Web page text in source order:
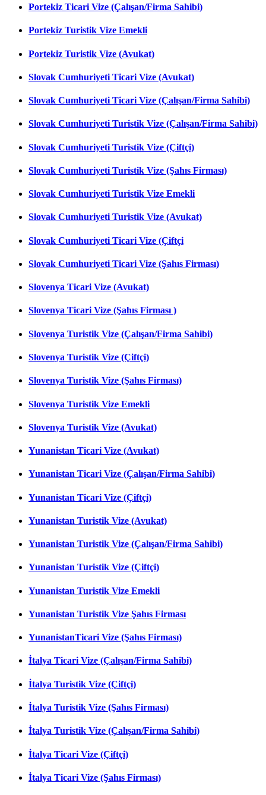
Portekiz Ticari Vize (Çalışan/Firma Sahibi)
Portekiz Turistik Vize Emekli
Portekiz Turistik Vize (Avukat)
Slovak Cumhuriyeti Ticari Vize (Avukat)
Slovak Cumhuriyeti Ticari Vize (Çalışan/Firma Sahibi)
Slovak Cumhuriyeti Turistik Vize (Çalışan/Firma Sahibi)
Slovak Cumhuriyeti Turistik Vize (Çiftçi)
Slovak Cumhuriyeti Turistik Vize (Şahıs Firması)
Slovak Cumhuriyeti Turistik Vize Emekli
Slovak Cumhuriyeti Turistik Vize (Avukat)
Slovak Cumhuriyeti Ticari Vize (Çiftçi
Slovak Cumhuriyeti Ticari Vize (Şahıs Firması)
Slovenya Ticari Vize (Avukat)
Slovenya Ticari Vize (Şahıs Firması )
Slovenya Turistik Vize (Çalışan/Firma Sahibi)
Slovenya Turistik Vize (Çiftçi)
Slovenya Turistik Vize (Şahıs Firması)
Slovenya Turistik Vize Emekli
Slovenya Turistik Vize (Avukat)
Yunanistan Ticari Vize (Avukat)
Yunanistan Ticari Vize (Çalışan/Firma Sahibi)
Yunanistan Ticari Vize (Çiftçi)
Yunanistan Turistik Vize (Avukat)
Yunanistan Turistik Vize (Çalışan/Firma Sahibi)
Yunanistan Turistik Vize (Çiftçi)
Yunanistan Turistik Vize Emekli
Yunanistan Turistik Vize Şahıs Firması
YunanistanTicari Vize (Şahıs Firması)
İtalya Ticari Vize (Çalışan/Firma Sahibi)
İtalya Turistik Vize (Çiftçi)
İtalya Turistik Vize (Şahıs Firması)
İtalya Turistik Vize (Çalışan/Firma Sahibi)
İtalya Ticari Vize (Çiftçi)
İtalya Ticari Vize (Şahıs Firması)